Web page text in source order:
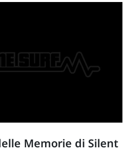
Memorie di Silent